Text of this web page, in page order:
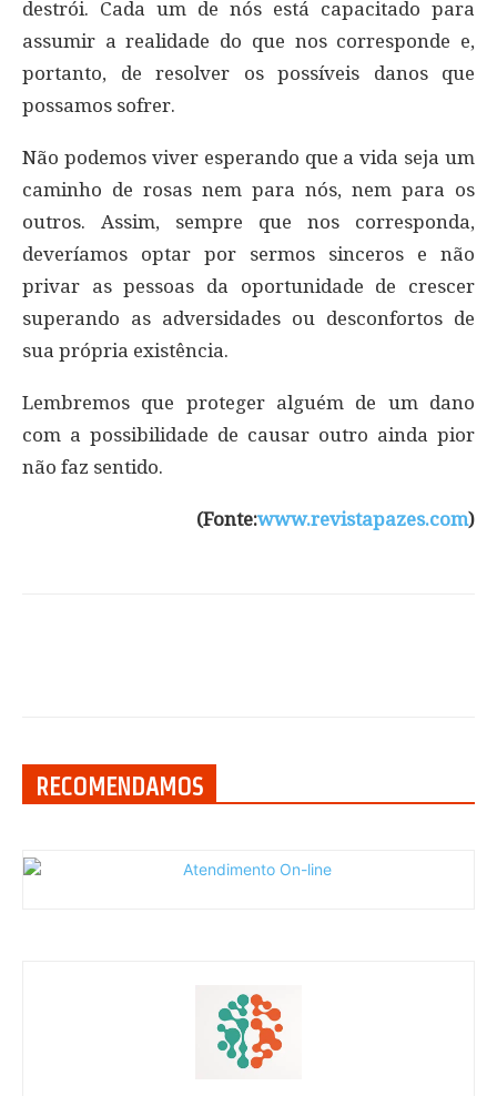
destrói. Cada um de nós está capacitado para
assumir a realidade do que nos corresponde e,
portanto, de resolver os possíveis danos que
possamos sofrer.
Não podemos viver esperando que a vida seja um
caminho de rosas nem para nós, nem para os
outros. Assim, sempre que nos corresponda,
deveríamos optar por sermos sinceros e não
privar as pessoas da oportunidade de crescer
superando as adversidades ou desconfortos de
sua própria existência.
Lembremos que proteger alguém de um dano
com a possibilidade de causar outro ainda pior
não faz sentido.
(Fonte:www.revistapazes.com)
RECOMENDAMOS